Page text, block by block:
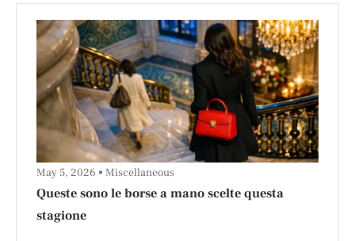
Queste sono le borse a mano scelte questa
stagione
May 5, 2026 Miscellaneous